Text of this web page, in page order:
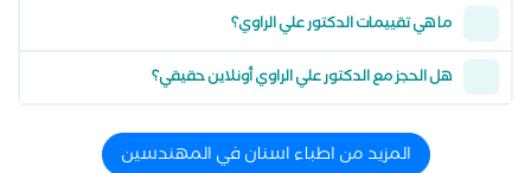
ما هي تقييمات الدكتور علي الراوي؟
هل الحجز مع الدكتور علي الراوي أونلاين حقيقي؟
المزيد من اطباء اسنان في المهندسين